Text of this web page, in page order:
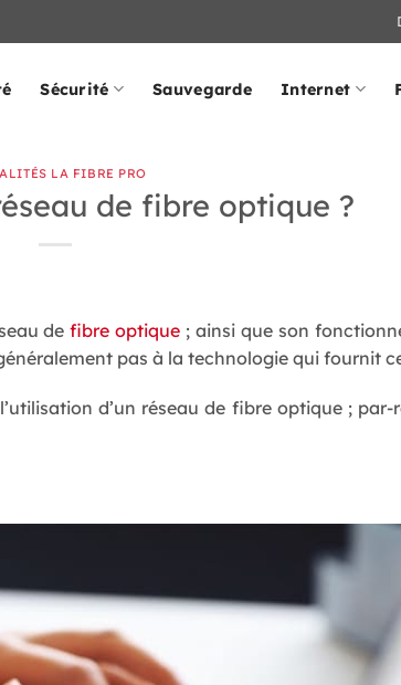
Sécurité Sauvegarde Internet
LA FIBRE PRO
de fibre optique ?
defibre optique ; ainsi que son
pas à la technologie qui fournit
d’un réseau de fibre optique ;